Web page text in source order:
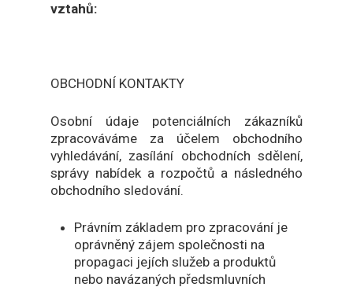
vztahů:
OBCHODNÍ KONTAKTY
Osobní údaje potenciálních zákazníků
zpracováváme za účelem obchodního
vyhledávání, zasílání obchodních sdělení,
správy nabídek a rozpočtů a následného
obchodního sledování.
Právním základem pro zpracování je
oprávněný zájem společnosti na
propagaci jejích služeb a produktů
nebo navázaných předsmluvních